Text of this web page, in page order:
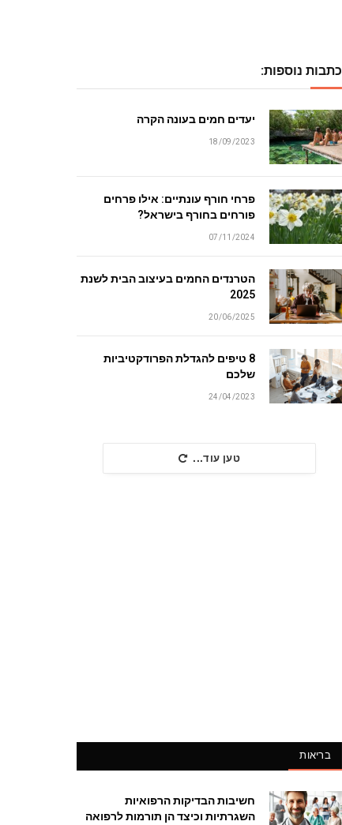
כתבות נוספות:
יעדים חמים בעונה הקרה
18/09/2023
פרחי חורף עונתיים: אילו פרחים
פורחים בחורף בישראל?
07/11/2024
הטרנדים החמים בעיצוב הבית לשנת
2025
20/06/2025
8 טיפים להגדלת הפרודקטיביות
שלכם
24/04/2023
טען עוד...
בריאות
חשיבות הבדיקות הרפואיות
השגרתיות וכיצד הן תורמות לרפואה